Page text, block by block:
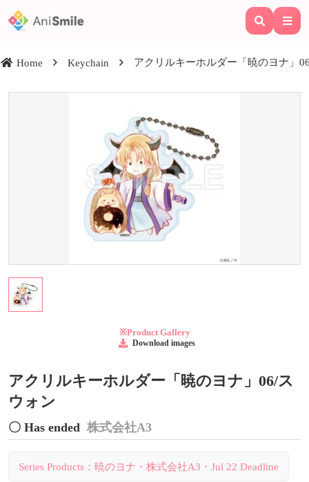
Home Keychain アクリルキーホルダー「暁のヨナ」
※Product Gallery
Download images
アクリルキーホルダー「暁のヨナ」06/ス
ウォン
〇 Has ended 株式会社A3
Series Products：暁のヨナ・株式会社A3・Jul 22 Deadline